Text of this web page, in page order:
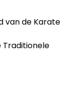
van de Karate
Traditionele